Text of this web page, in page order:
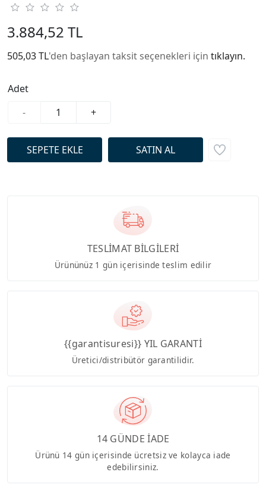
3.884,52 TL
505,03 TL'den başlayan taksit seçenekleri için tıklayın.
Adet
-
+
TESLİMAT BİLGİLERİ
Ürününüz 1 gün içerisinde teslim edilir
{{garantisuresi}} YIL GARANTİ
Üretici/distribütör garantilidir.
14 GÜNDE İADE
Ürünü 14 gün içerisinde ücretsiz ve kolayca iade
edebilirsiniz.